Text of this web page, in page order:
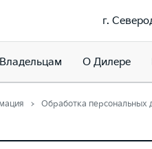
г.
Владельцам О Дилере
Обработка персональных